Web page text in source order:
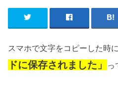
スマホで文字をコピーした時
ドに保存されました」
っ